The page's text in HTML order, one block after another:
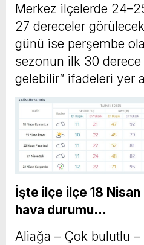
Merkez ilçelerde
27 dereceler
günü ise perşembe
sezonun ilk 30
gelebilir” ifadeleri yer
İşte ilçe ilçe 18
hava durumu…
Aliağa – Çok bulutlu –